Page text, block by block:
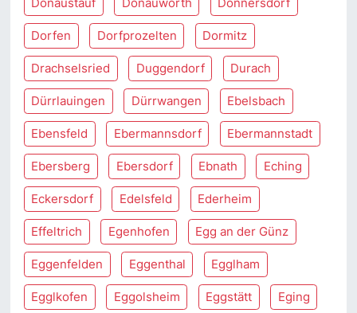
Donaustauf Donauwörth Donnersdorf
Dorfen Dorfprozelten Dormitz
Drachselsried Duggendorf Durach
Dürrlauingen Dürrwangen Ebelsbach
Ebensfeld Ebermannsdorf Ebermannstadt
Ebersberg Ebersdorf Ebnath Eching
Eckersdorf Edelsfeld Ederheim
Effeltrich Egenhofen Egg an der Günz
Eggenfelden Eggenthal Egglham
Egglkofen Eggolsheim Eggstätt Eging